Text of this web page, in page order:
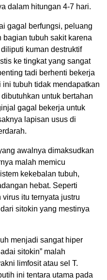
dalam hitungan 4-7 hari.
gagal berfungsi, peluang
tubuh sakit karena
kuman destruktif
ke tingkat yang sangat
tadi berhenti bekerja
tubuh tidak mendapatkan
untuk bertahan
gagal bekerja untuk
lapisan usus di
awalnya dimaksudkan
malah memicu
kekebalan tubuh,
hebat. Seperti
itu ternyata justru
sitokin yang mestinya
menjadi sangat hiper
sitokin” malah
limfosit atau sel T.
ini tentara utama pada